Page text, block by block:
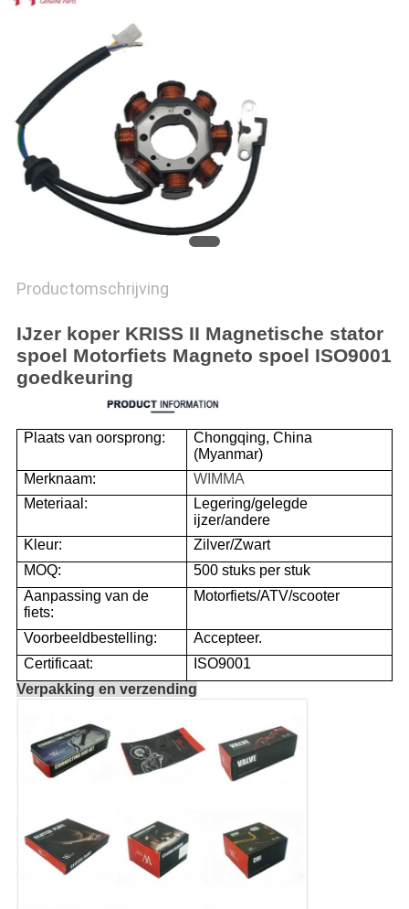
Productomschrijving
IJzer koper KRISS II Magnetische stator
spoel Motorfiets Magneto spoel ISO9001
goedkeuring
Plaats van oorsprong:
Chongqing, China
(Myanmar)
Merknaam:
WIMMA
Meteriaal:
Legering/gelegde
ijzer/andere
Kleur:
Zilver/Zwart
MOQ:
500 stuks per stuk
Aanpassing van de
fiets:
Motorfiets/ATV/scooter
Voorbeeldbestelling:
Accepteer.
Certificaat:
ISO9001
Verpakking en verzending